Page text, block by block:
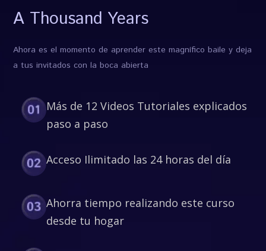
A Thousand Years
Ahora es el momento de aprender este magnífico baile y deja
a tus invitados con la boca abierta
Más de 12 Videos Tutoriales explicados
paso a paso
Acceso Ilimitado las 24 horas del día
Ahorra tiempo realizando este curso
desde tu hogar